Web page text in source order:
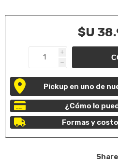
$U
i
h
Pickup en uno de
¿Cómo lo
Formas y